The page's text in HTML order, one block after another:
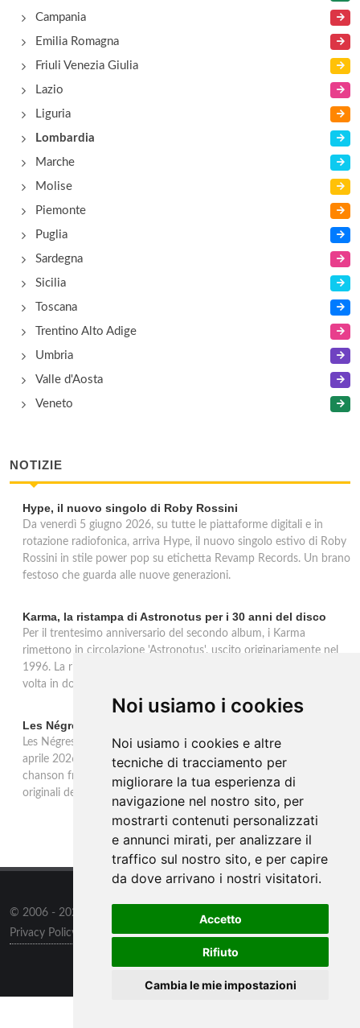
Noi usiamo i cookies
Noi usiamo i cookies e altre
tecniche di tracciamento per
migliorare la tua esperienza di
navigazione nel nostro sito, per
mostrarti contenuti personalizzati
e annunci mirati, per analizzare il
traffico sul nostro sito, e per capire
da dove arrivano i nostri visitatori.
Accetto
Rifiuto
Cambia le mie impostazioni
Campania
Emilia Romagna
Friuli Venezia Giulia
Lazio
Liguria
Lombardia
Marche
Molise
Piemonte
Puglia
Sardegna
Sicilia
Toscana
Trentino Alto Adige
Umbria
Valle d'Aosta
Veneto
NOTIZIE
Hype, il nuovo singolo di Roby Rossini
Da venerdì 5 giugno 2026, su tutte le piattaforme digitali e in
rotazione radiofonica, arriva Hype, il nuovo singolo estivo di Roby
Rossini in stile power pop su etichetta Revamp Records. Un brano
festoso che guarda alle nuove generazioni.
Karma, la ristampa di Astronotus per i 30 anni del disco
Per il trentesimo anniversario del secondo album, i Karma
rimettono in circolazione 'Astronotus', uscito originariamente nel
1996. La ristampa Sony Music è disponibile in CD e per la prima
volta in doppio vinile gold 180 grammi con bonus track.
Les Négresses Vertes a Milano: unica data italiana 2026
Les Négresses Vertes tornano in Italia per un'unica data: il 16
aprile 2026 all'Alcatraz di Milano con lo Zobi Tour. Rock acustico,
chanson francese e ritmi mediterranei per uno dei gruppi più
originali della scena musicale francese.
© 2006 - 2026
all rights reserved.
Privacy Policy
Preferenze sui Cookies